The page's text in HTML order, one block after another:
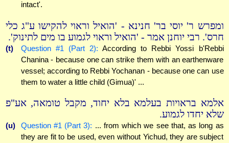
intact'.
ומפרש ר' יוסי בר' חנינא - 'הואיל וראוי להקישו ע"ג כלי
חרס'. רבי יוחנן אמר - 'הואיל וראוי לגמוע בו מים לתינוק'.
(t) Question #1 (Part 2): According to Rebbi Yossi b'Rebbi
Chanina - because one can strike them with an earthenware
vessel; according to Rebbi Yochanan - because one can use
them to water a little child (Gimua)' ...
אלמא בראויות בעלמא בלא יחוד, מקבל טומאה, אע"פ
שלא יחדו לגמוע.
(u) Question #1 (Part 3): ... from which we see that, as long as
they are fit to be used, even without Yichud, they are subject